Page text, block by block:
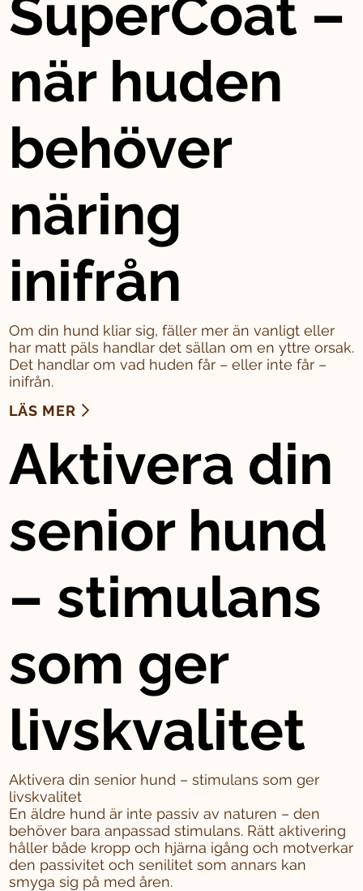
SuperCoat –
när huden
behöver
näring
inifrån
Om din hund kliar sig, fäller mer än vanligt eller
har matt päls handlar det sällan om en yttre orsak.
Det handlar om vad huden får – eller inte får –
inifrån.
LÄS MER
Aktivera din
senior hund
– stimulans
som ger
livskvalitet
Aktivera din senior hund – stimulans som ger
livskvalitet
En äldre hund är inte passiv av naturen – den
behöver bara anpassad stimulans. Rätt aktivering
håller både kropp och hjärna igång och motverkar
den passivitet och senilitet som annars kan
smyga sig på med åren.